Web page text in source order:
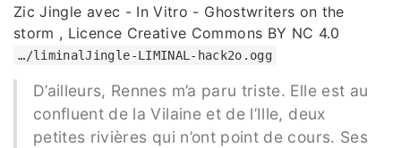
Zic Jingle avec - In Vitro - Ghostwriters on the
storm , Licence Creative Commons BY NC 4.0
…/liminalJingle-LIMINAL-hack2o.ogg
D’ailleurs, Rennes m’a paru triste. Elle est au
confluent de la Vilaine et de l’Ille, deux
petites rivières qui n’ont point de cours. Ses